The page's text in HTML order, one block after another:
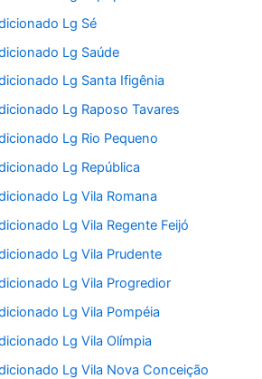
Lg Sé
Lg Saúde
Lg Santa Ifigênia
Lg Raposo Tavares
Lg Rio Pequeno
Lg República
Lg Vila Romana
Lg Vila Regente Feijó
Lg Vila Prudente
Lg Vila Progredior
Lg Vila Pompéia
Lg Vila Olímpia
Lg Vila Nova Conceição